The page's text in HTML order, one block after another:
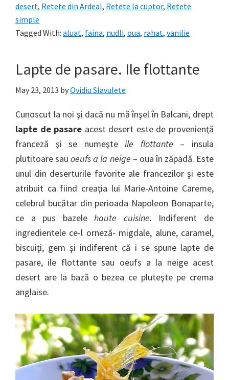
desert, Retete din Ardeal, Retete la cuptor, Retete
simple
Tagged With: aluat, faina, nudli, oua, rahat, vanilie
Lapte de pasare. Ile flottante
May 23, 2013 byOvidiu Slavulete
Cunoscut la noi şi dacă nu mă înşel în Balcani, drept
lapte de pasare acest desert este de provenienţă
franceză şi se numeşteile flottante – insula
plutitoare sauoeufs a la neige – oua în zăpadă. Este
unul din deserturile favorite ale francezilor şi este
atribuit ca fiind creaţia lui Marie-Antoine Careme,
celebrul bucătar din perioada Napoleon Bonaparte,
ce a pus bazelehaute cuisine. Indiferent de
ingredientele ce-l orneză- migdale, alune, caramel,
biscuiţi, gem şi indiferent că i se spune lapte de
pasare, ile flottante sau oeufs a la neige acest
desert are la bază o bezea ce pluteşte pe crema
anglaise.